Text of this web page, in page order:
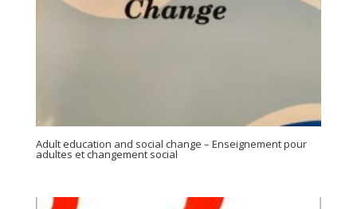
Adult education and social change – Enseignement pour
adultes et changement social